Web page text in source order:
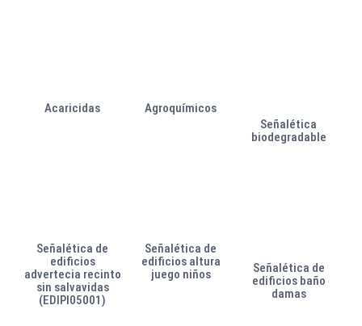
Acaricidas
Agroquímicos
Señalética
biodegradable
Señalética de
edificios
advertecia recinto
sin salvavidas
(EDIPI05001)
Señalética de
edificios altura
juego niños
Señalética de
edificios baño
damas